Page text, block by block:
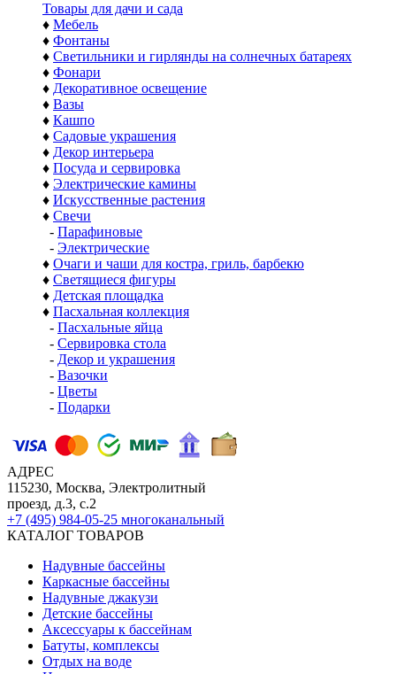
Товары для дачи и сада
♦ Мебель
♦ Фонтаны
♦ Светильники и гирлянды на солнечных батареях
♦ Фонари
♦ Декоративное освещение
♦ Вазы
♦ Кашпо
♦ Садовые украшения
♦ Декор интерьера
♦ Посуда и сервировка
♦ Электрические камины
♦ Искусственные растения
♦ Свечи
- Парафиновые
- Электрические
♦ Очаги и чаши для костра, гриль, барбекю
♦ Светящиеся фигуры
♦ Детская площадка
♦ Пасхальная коллекция
- Пасхальные яйца
- Сервировка стола
- Декор и украшения
- Вазочки
- Цветы
- Подарки
АДРЕС
115230, Москва, Электролитный
проезд, д.3, с.2
+7 (495) 984-05-25 многоканальный
КАТАЛОГ ТОВАРОВ
Надувные бассейны
Каркасные бассейны
Надувные джакузи
Детские бассейны
Аксессуары к бассейнам
Батуты, комплексы
Отдых на воде